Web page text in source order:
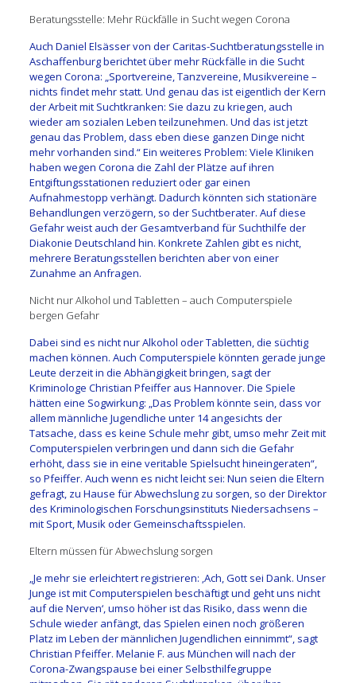
Beratungsstelle: Mehr Rückfälle in Sucht wegen Corona
Auch Daniel Elsässer von der Caritas-Suchtberatungsstelle in
Aschaffenburg berichtet über mehr Rückfälle in die Sucht
wegen Corona: „Sportvereine, Tanzvereine, Musikvereine –
nichts findet mehr statt. Und genau das ist eigentlich der Kern
der Arbeit mit Suchtkranken: Sie dazu zu kriegen, auch
wieder am sozialen Leben teilzunehmen. Und das ist jetzt
genau das Problem, dass eben diese ganzen Dinge nicht
mehr vorhanden sind.“ Ein weiteres Problem: Viele Kliniken
haben wegen Corona die Zahl der Plätze auf ihren
Entgiftungsstationen reduziert oder gar einen
Aufnahmestopp verhängt. Dadurch könnten sich stationäre
Behandlungen verzögern, so der Suchtberater. Auf diese
Gefahr weist auch der Gesamtverband für Suchthilfe der
Diakonie Deutschland hin. Konkrete Zahlen gibt es nicht,
mehrere Beratungsstellen berichten aber von einer
Zunahme an Anfragen.
Nicht nur Alkohol und Tabletten – auch Computerspiele
bergen Gefahr
Dabei sind es nicht nur Alkohol oder Tabletten, die süchtig
machen können. Auch Computerspiele könnten gerade junge
Leute derzeit in die Abhängigkeit bringen, sagt der
Kriminologe Christian Pfeiffer aus Hannover. Die Spiele
hätten eine Sogwirkung: „Das Problem könnte sein, dass vor
allem männliche Jugendliche unter 14 angesichts der
Tatsache, dass es keine Schule mehr gibt, umso mehr Zeit mit
Computerspielen verbringen und dann sich die Gefahr
erhöht, dass sie in eine veritable Spielsucht hineingeraten“,
so Pfeiffer. Auch wenn es nicht leicht sei: Nun seien die Eltern
gefragt, zu Hause für Abwechslung zu sorgen, so der Direktor
des Kriminologischen Forschungsinstituts Niedersachsens –
mit Sport, Musik oder Gemeinschaftsspielen.
Eltern müssen für Abwechslung sorgen
„Je mehr sie erleichtert registrieren: ‚Ach, Gott sei Dank. Unser
Junge ist mit Computerspielen beschäftigt und geht uns nicht
auf die Nerven‘, umso höher ist das Risiko, dass wenn die
Schule wieder anfängt, das Spielen einen noch größeren
Platz im Leben der männlichen Jugendlichen einnimmt“, sagt
Christian Pfeiffer. Melanie F. aus München will nach der
Corona-Zwangspause bei einer Selbsthilfegruppe